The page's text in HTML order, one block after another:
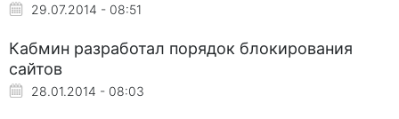
29.07.2014 - 08:51
Кабмин разработал порядок блокирования
сайтов
28.01.2014 - 08:03